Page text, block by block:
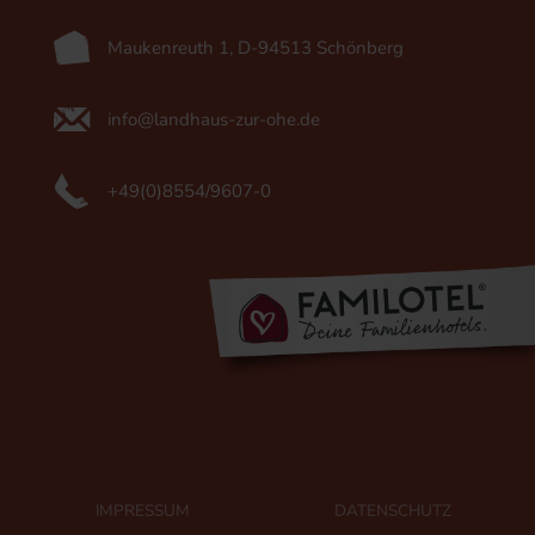
Maukenreuth 1, D-94513 Schönberg
info@landhaus-zur-ohe.de
+49(0)8554/9607-0
IMPRESSUM
DATENSCHUTZ